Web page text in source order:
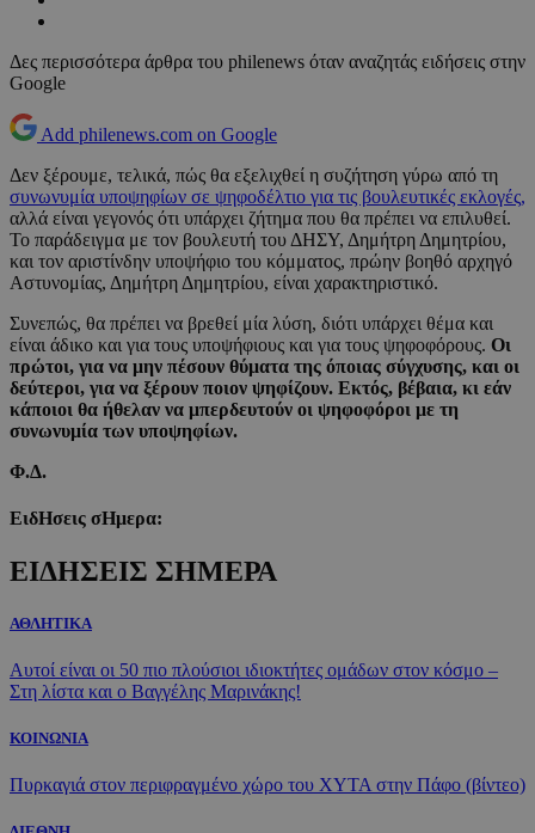
Δες περισσότερα άρθρα του philenews όταν αναζητάς ειδήσεις στην
Google
Add philenews.com on Google
Δεν ξέρουμε, τελικά, πώς θα εξελιχθεί η συζήτηση γύρω από τη
συνωνυμία υποψηφίων σε ψηφοδέλτιο για τις βουλευτικές εκλογές,
αλλά είναι γεγονός ότι υπάρχει ζήτημα που θα πρέπει να επιλυθεί.
Το παράδειγμα με τον βουλευτή του ΔΗΣΥ, Δημήτρη Δημητρίου,
και τον αριστίνδην υποψήφιο του κόμματος, πρώην βοηθό αρχηγό
Αστυνομίας, Δημήτρη Δημητρίου, είναι χαρακτηριστικό.
Συνεπώς, θα πρέπει να βρεθεί μία λύση, διότι υπάρχει θέμα και
είναι άδικο και για τους υποψήφιους και για τους ψηφοφόρους. Οι
πρώτοι, για να μην πέσουν θύματα της όποιας σύγχυσης, και οι
δεύτεροι, για να ξέρουν ποιον ψηφίζουν. Εκτός, βέβαια, κι εάν
κάποιοι θα ήθελαν να μπερδευτούν οι ψηφοφόροι με τη
συνωνυμία των υποψηφίων.
Φ.Δ.
ΕιδΗσεις σΗμερα:
ΕΙΔΗΣΕΙΣ ΣΗΜΕΡΑ
ΑΘΛΗΤΙΚΑ
Αυτοί είναι οι 50 πιο πλούσιοι ιδιοκτήτες ομάδων στον κόσμο –
Στη λίστα και ο Βαγγέλης Μαρινάκης!
ΚΟΙΝΩΝΙΑ
Πυρκαγιά στον περιφραγμένο χώρο του ΧΥΤΑ στην Πάφο (βίντεο)